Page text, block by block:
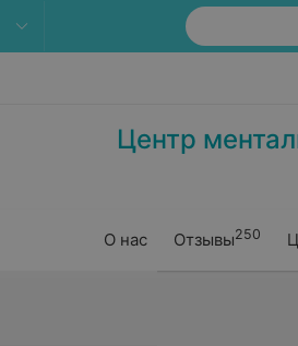
Центр
О нас Отзывы250